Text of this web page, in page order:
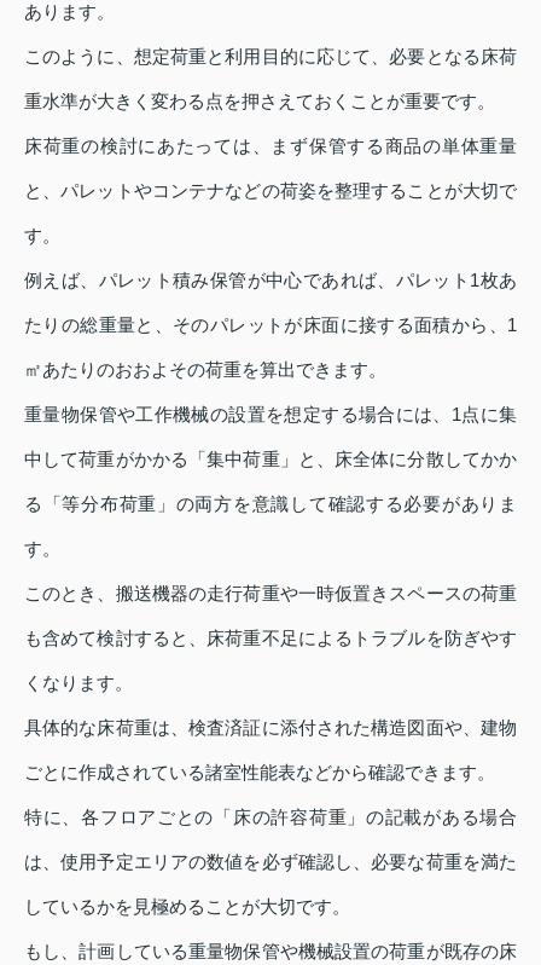
あります。
このように、想定荷重と利用目的に応じて、必要となる床荷
重水準が大きく変わる点を押さえておくことが重要です。
床荷重の検討にあたっては、まず保管する商品の単体重量
と、パレットやコンテナなどの荷姿を整理することが大切で
す。
例えば、パレット積み保管が中心であれば、パレット1枚あ
たりの総重量と、そのパレットが床面に接する面積から、1
㎡あたりのおおよその荷重を算出できます。
重量物保管や工作機械の設置を想定する場合には、1点に集
中して荷重がかかる「集中荷重」と、床全体に分散してかか
る「等分布荷重」の両方を意識して確認する必要がありま
す。
このとき、搬送機器の走行荷重や一時仮置きスペースの荷重
も含めて検討すると、床荷重不足によるトラブルを防ぎやす
くなります。
具体的な床荷重は、検査済証に添付された構造図面や、建物
ごとに作成されている諸室性能表などから確認できます。
特に、各フロアごとの「床の許容荷重」の記載がある場合
は、使用予定エリアの数値を必ず確認し、必要な荷重を満た
しているかを見極めることが大切です。
もし、計画している重量物保管や機械設置の荷重が既存の床